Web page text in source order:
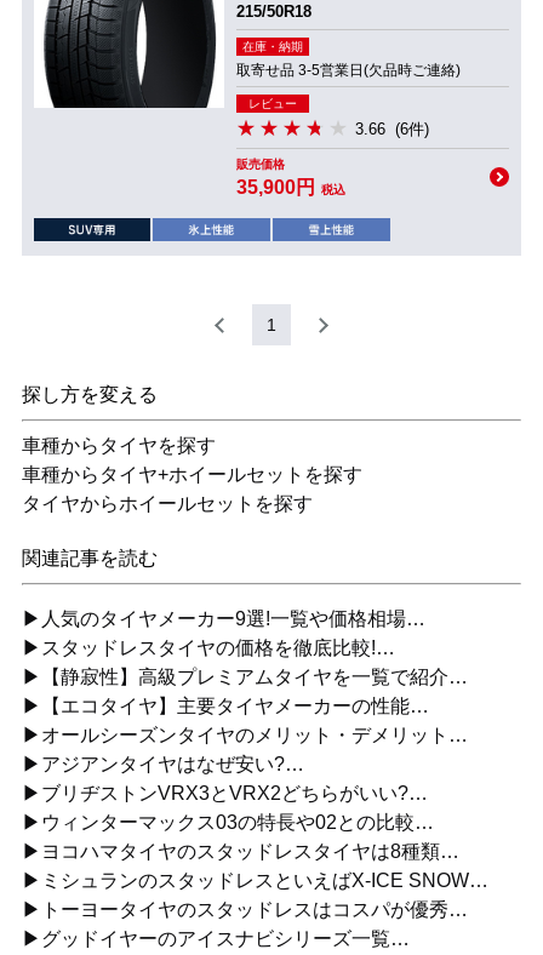
215/50R18
在庫・納期
取寄せ品 3-5営業日(欠品時ご連絡)
レビュー
3.66 (6件)
販売価格
35,900円 税込
1
探し方を変える
車種からタイヤを探す
車種からタイヤ+ホイールセットを探す
タイヤからホイールセットを探す
関連記事を読む
▶人気のタイヤメーカー9選!一覧や価格相場…
▶スタッドレスタイヤの価格を徹底比較!…
▶【静寂性】高級プレミアムタイヤを一覧で紹介…
▶【エコタイヤ】主要タイヤメーカーの性能…
▶オールシーズンタイヤのメリット・デメリット…
▶アジアンタイヤはなぜ安い?…
▶ブリヂストンVRX3とVRX2どちらがいい?…
▶ウィンターマックス03の特長や02との比較…
▶ヨコハマタイヤのスタッドレスタイヤは8種類…
▶ミシュランのスタッドレスといえばX-ICE SNOW…
▶トーヨータイヤのスタッドレスはコスパが優秀…
▶グッドイヤーのアイスナビシリーズ一覧…